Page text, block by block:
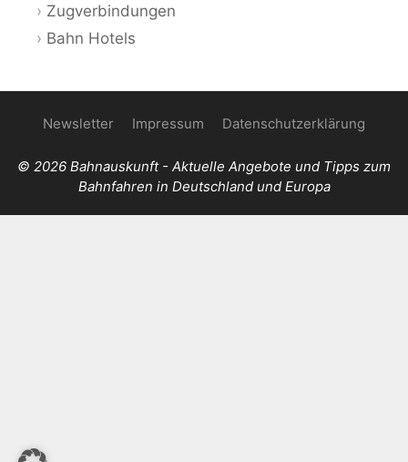
Zugverbindungen
Bahn Hotels
Newsletter Impressum Datenschutzerklärung
© 2026 Bahnauskunft - Aktuelle Angebote und Tipps zum
Bahnfahren in Deutschland und Europa